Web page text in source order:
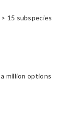
> 15 subspecies
a million options